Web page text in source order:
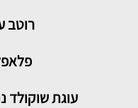
רוטב
עוגת שוקולד